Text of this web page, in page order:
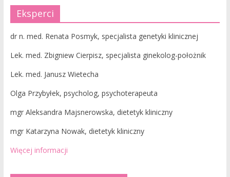
Eksperci
dr n. med. Renata Posmyk, specjalista genetyki klinicznej
Lek. med. Zbigniew Cierpisz, specjalista ginekolog-położnik
Lek. med. Janusz Wietecha
Olga Przybyłek, psycholog, psychoterapeuta
mgr Aleksandra Majsnerowska, dietetyk kliniczny
mgr Katarzyna Nowak, dietetyk kliniczny
Więcej informacji